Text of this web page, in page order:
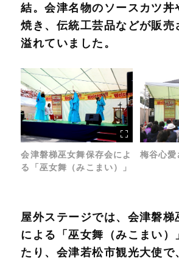
結。会津名物のソースカツ丼
焼き、伝統工芸品などが販売
溢れていました。
会津磐梯巫女舞保存会によ
る「巫女舞（みこまい）」
梅谷心愛
屋外ステージでは、会津磐梯
による「巫女舞（みこまい）
たり、会津若松市観光大使で